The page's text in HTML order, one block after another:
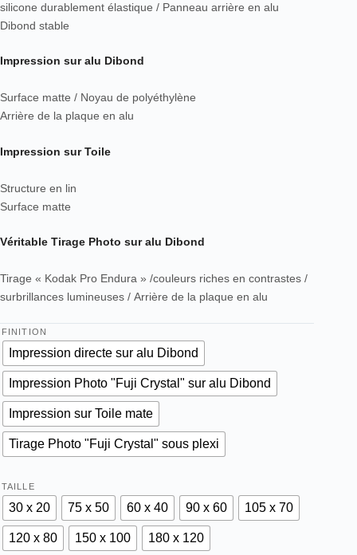
silicone durablement élastique / Panneau arrière en alu
Dibond stable
Impression sur alu Dibond
Surface matte / Noyau de polyéthylène
Arrière de la plaque en alu
Impression sur Toile
Structure en lin
Surface matte
Véritable Tirage Photo sur alu Dibond
Tirage « Kodak Pro Endura » /couleurs riches en contrastes /
surbrillances lumineuses / Arrière de la plaque en alu
FINITION
Impression directe sur alu Dibond
Impression Photo "Fuji Crystal" sur alu Dibond
Impression sur Toile mate
Tirage Photo "Fuji Crystal" sous plexi
TAILLE
30 x 20 75 x 50 60 x 40 90 x 60 105 x 70
120 x 80 150 x 100 180 x 120